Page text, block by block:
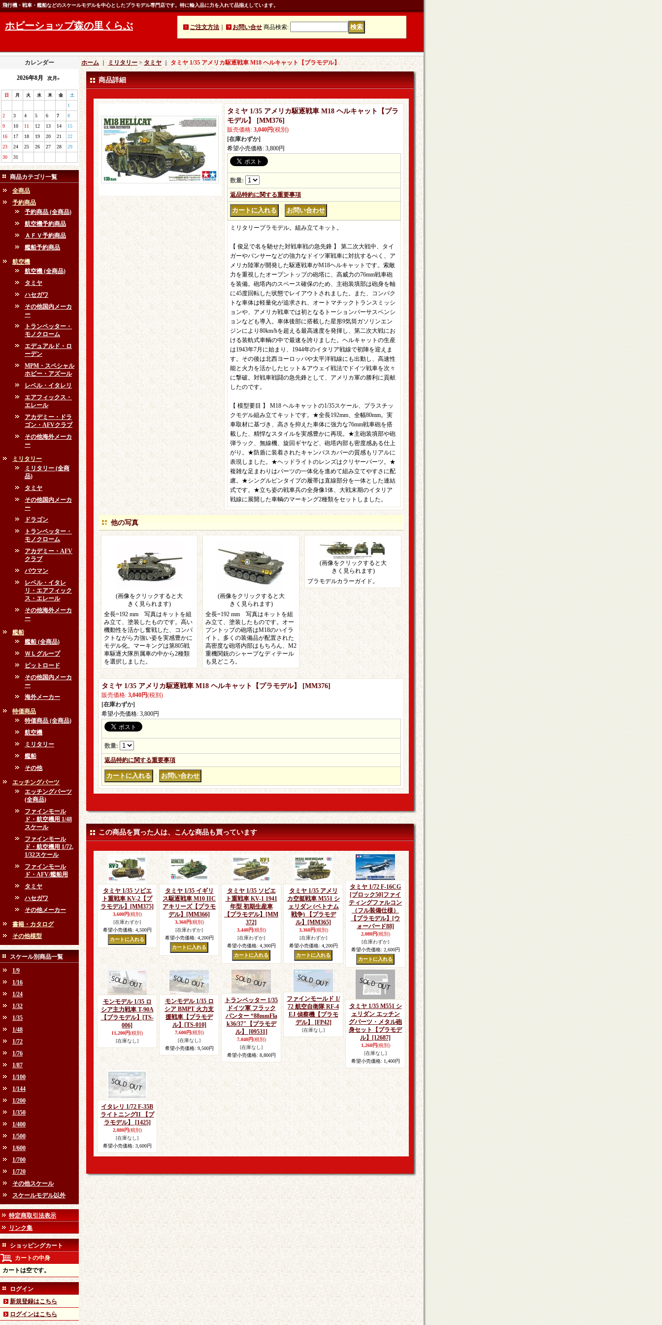
飛行機・戦車・艦船などのスケールモデルを中心としたプラモデル専門店です。特に輸入品に力を入れて品揃えしています。
ホビーショップ森の里くらぶ ご注文方法 お問い合せ 商品検索:
カレンダー
2026年8月 次月»
日 月 火 水 木 金 土
1
2
3 4 5 6 7
8
9
10 11 12 13 14
15
16
17 18 19 20 21
22
23
24 25 26 27 28
29
30
31
商品カテゴリ一覧
全商品
予約商品
予約商品 (全商品)
航空機予約商品
ＡＦＶ予約商品
艦船予約商品
航空機
航空機 (全商品)
タミヤ
ハセガワ
その他国内メーカ
ー
トランペッター・
モノクローム
エデュアルド・ロ
ーデン
MPM・スペシャル
ホビー・アズール
レベル・イタレリ
エアフィックス・
エレール
アカデミー・ドラ
ゴン・AFVクラブ
その他海外メーカ
ー
ミリタリー
ミリタリー (全商
品)
タミヤ
その他国内メーカ
ー
ドラゴン
トランペッター・
モノクローム
アカデミー・AFV
クラブ
バウマン
レベル・イタレ
リ・エアフィック
ス・エレール
その他海外メーカ
ー
艦船
艦船 (全商品)
ＷＬグループ
ピットロード
その他国内メーカ
ー
海外メーカー
特価商品
特価商品 (全商品)
航空機
ミリタリー
艦船
その他
エッチングパーツ
エッチングパーツ
(全商品)
ファインモール
ド・航空機用 1/48
スケール
ファインモール
ド・航空機用 1/72,
1/32スケール
ファインモール
ド・AFV/艦船用
タミヤ
ハセガワ
その他メーカー
書籍・カタログ
その他模型
スケール別商品一覧
1/9
1/16
1/24
1/32
1/35
1/48
1/72
1/76
1/87
1/100
1/144
1/200
1/350
1/400
1/500
1/600
1/700
1/720
その他スケール
スケールモデル以外
特定商取引法表示
リンク集
ショッピングカート
カートの中身
カートは空です。
ログイン
新規登録はこちら
ログインはこちら
ホーム ミリタリー > タミヤ ｜ タミヤ 1/35 アメリカ駆逐戦車 M18 ヘルキャット【プラモデル】
商品詳細
タミヤ 1/35 アメリカ駆逐戦車 M18 ヘルキャット【プラ
モデル】
[MM376]
販売価格: 3,040円(税別)
[在庫わずか]
希望小売価格: 3,800円
数量:
返品特約に関する重要事項
ミリタリープラモデル。組み立てキット。
【 俊足で名を馳せた対戦車戦の急先鋒 】 第二次大戦中、タイ
ガーやパンサーなどの強力なドイツ軍戦車に対抗するべく、ア
メリカ陸軍が開発した駆逐戦車がM18ヘルキャットです。索敵
力を重視したオープントップの砲塔に、高威力の76mm戦車砲
を装備。砲塔内のスペース確保のため、主砲装填部は砲身を軸
に45度回転した状態でレイアウトされました。また、コンパク
トな車体は軽量化が追求され、オートマチックトランスミッシ
ョンや、アメリカ戦車では初となるトーションバーサスペンシ
ョンなども導入。車体後部に搭載した星形9気筒ガソリンエン
ジンにより80km/hを超える最高速度を発揮し、第二次大戦にお
ける装軌式車輌の中で最速を誇りました。ヘルキャットの生産
は1943年7月に始まり、1944年のイタリア戦線で初陣を迎えま
す。その後は北西ヨーロッパや太平洋戦線にも出動し、高速性
能と火力を活かしたヒット＆アウェイ戦法でドイツ戦車を次々
に撃破。対戦車戦闘の急先鋒として、アメリカ軍の勝利に貢献
したのです。
【 模型要目 】 M18 ヘルキャットの1/35スケール、プラスチッ
クモデル組み立てキットです。★全長192mm、全幅80mm。実
車取材に基づき、高さを抑えた車体に強力な76mm戦車砲を搭
載した、精悍なスタイルを実感豊かに再現。★主砲装填部や砲
弾ラック、無線機、旋回ギヤなど、砲塔内部も密度感ある仕上
がり。★防盾に装着されたキャンバスカバーの質感もリアルに
表現しました。★ヘッドライトのレンズはクリヤーパーツ。★
複雑な足まわりはパーツの一体化を進めて組み立てやすさに配
慮。★シングルピンタイプの履帯は直線部分を一体とした連結
式です。★立ち姿の戦車兵の全身像1体、大戦末期のイタリア
戦線に展開した車輌のマーキング2種類をセットしました。
他の写真
(画像をクリックすると大
きく見られます)
全長=192 mm 写真はキットを組
み立て、塗装したものです。高い
機動性を活かし奮戦した、コンパ
クトながら力強い姿を実感豊かに
モデル化。マーキングは第805戦
車駆逐大隊所属車の中から2種類
を選択しました。
(画像をクリックすると大
きく見られます)
全長=192 mm 写真はキットを組
み立て、塗装したものです。オー
プントップの砲塔はM18のハイラ
イト。多くの装備品が配置された
高密度な砲塔内部はもちろん、M2
重機関銃のシャープなディテール
も見どころ。
(画像をクリックすると大
きく見られます)
プラモデルカラーガイド。
タミヤ 1/35 アメリカ駆逐戦車 M18 ヘルキャット【プラモデル】 [MM376]
販売価格: 3,040円(税別)
[在庫わずか]
希望小売価格: 3,800円
数量:
返品特約に関する重要事項
この商品を買った人は、こんな商品も買っています
タミヤ 1/35 ソビエ
ト重戦車 KV-2【プ
ラモデル】
[MM375]
3,600円(税別)
[在庫わずか]
希望小売価格: 4,500円
タミヤ 1/35 イギリ
ス駆逐戦車 M10 IIC
アキリーズ【プラモ
デル】
[MM366]
3,360円(税別)
[在庫わずか]
希望小売価格: 4,200円
タミヤ 1/35 ソビエ
ト重戦車 KV-1 1941
年型 初期生産車
【プラモデル】
[MM
372]
3,440円(税別)
[在庫わずか]
希望小売価格: 4,300円
タミヤ 1/35 アメリ
カ空挺戦車 M551 シ
ェリダン (ベトナム
戦争) 【プラモデ
ル】
[MM365]
3,360円(税別)
[在庫わずか]
希望小売価格: 4,200円
タミヤ 1/72 F-16CG
[ブロック50]ファイ
ティングファルコン
（フル装備仕様）
【プラモデル】
[ウ
ォーバード88]
2,080円(税別)
[在庫わずか]
希望小売価格: 2,600円
モンモデル 1/35 ロ
シア主力戦車 T-90A
【プラモデル】
[TS-
006]
11,200円(税別)
[在庫なし]
モンモデル 1/35 ロ
シア BMPT 火力支
援戦車【プラモデ
ル】
[TS-010]
7,600円(税別)
[在庫なし]
希望小売価格: 9,500円
トランペッター 1/35
ドイツ軍 フラック
パンター “88mmFla
k36/37″【プラモデ
ル】
[09531]
7,040円(税別)
[在庫なし]
希望小売価格: 8,800円
ファインモールド 1/
72 航空自衛隊 RF-4
EJ 偵察機【プラモ
デル】
[FP42]
[在庫なし]
タミヤ 1/35 M551 シ
ェリダン エッチン
グパーツ・メタル砲
身セット【プラモデ
ル】
[12687]
1,260円(税別)
[在庫なし]
希望小売価格: 1,400円
イタレリ 1/72 F-35B
ライトニングII 【プ
ラモデル】
[1425]
2,880円(税別)
[在庫なし]
希望小売価格: 3,600円